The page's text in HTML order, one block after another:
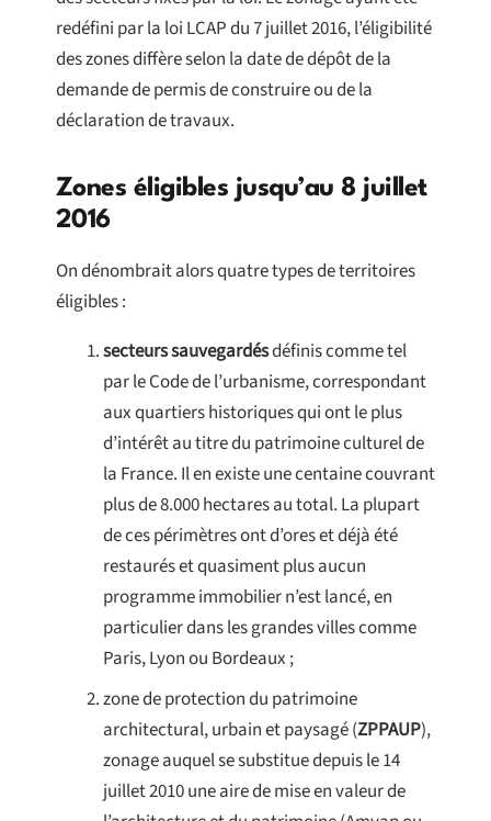
redéfini par la loi LCAP du 7 juillet 2016, l’éligibilité
des zones diffère selon la date de dépôt de la
demande de permis de construire ou de la
déclaration de travaux.
Zones éligibles jusqu’au 8 juillet
2016
On dénombrait alors quatre types de territoires
éligibles :
secteurs sauvegardésdéfinis comme tel
par le Code de l’urbanisme, correspondant
aux quartiers historiques qui ont le plus
d’intérêt au titre du patrimoine culturel de
la France. Il en existe une centaine couvrant
plus de 8.000 hectares au total. La plupart
de ces périmètres ont d’ores et déjà été
restaurés et quasiment plus aucun
programme immobilier n’est lancé, en
particulier dans les grandes villes comme
Paris, Lyon ou Bordeaux ;
zone de protection du patrimoine
architectural, urbain et paysagé (ZPPAUP),
zonage auquel se substitue depuis le 14
juillet 2010 une aire de mise en valeur de